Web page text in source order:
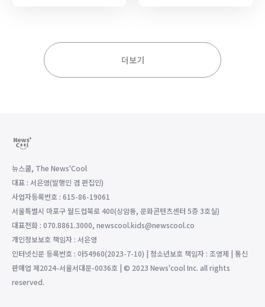
더보기
뉴스쿨, The News'Cool
대표 : 서은영(발행인 겸 편집인)
사업자등록번호 : 615-86-19061
서울특별시 마포구 월드컵북로 400(상암동, 문화콘텐츠센터 5층 3호실)
대표전화 : 070.8861.3000, newscool.kids@newscool.co
개인정보보호 책임자 : 서은영
인터넷신문 등록번호 : 아54960(2023-7-10) | 청소년보호 책임자 : 조영제 | 통신
판매업 제2024-서울서대문-0036호 | © 2023 News'cool Inc. all rights
reserved.